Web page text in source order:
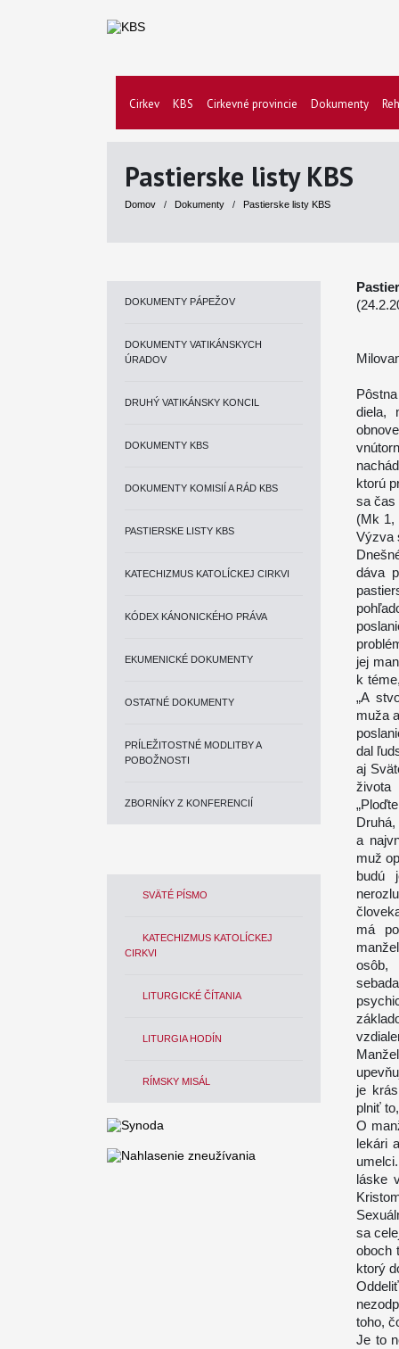
Cirkev KBS Cirkevné provincie Dokumenty
Pastierske listy KBS
Domov / Dokumenty / Pastierske listy KBS
DOKUMENTY PÁPEŽOV
DOKUMENTY VATIKÁNSKYCH
ÚRADOV
DRUHÝ VATIKÁNSKY KONCIL
DOKUMENTY KBS
DOKUMENTY KOMISIÍ A RÁD KBS
PASTIERSKE LISTY KBS
KATECHIZMUS KATOLÍCKEJ CIRKVI
KÓDEX KÁNONICKÉHO PRÁVA
EKUMENICKÉ DOKUMENTY
OSTATNÉ DOKUMENTY
PRÍLEŽITOSTNÉ MODLITBY A
POBOŽNOSTI
ZBORNÍKY Z KONFERENCIÍ
SVÄTÉ PÍSMO
KATECHIZMUS KATOLÍCKEJ
CIRKVI
LITURGICKÉ ČÍTANIA
LITURGIA HODÍN
RÍMSKY MISÁL
diela,
ktorú
sa čas
(Mk 1,
Výzva
dáva
jej
k
„A
muža
dal
aj
života
a
muž
budú
má
je
plniť
O
lekári
láske
sa
oboch
ktorý
toho,
Je to